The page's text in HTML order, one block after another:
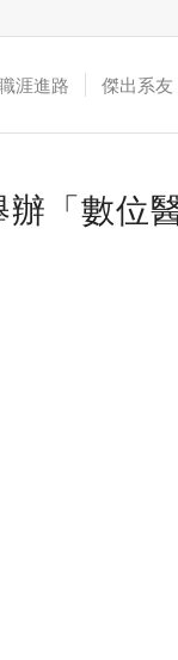
涯進路 傑出系友
辦「數位